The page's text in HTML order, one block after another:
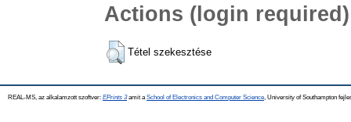
Actions (login required)
Tétel szekesztése
REAL-MS, az alkalamzott szoftver: EPrints 3amit a School of Electronics and Computer Science , University of Southampton